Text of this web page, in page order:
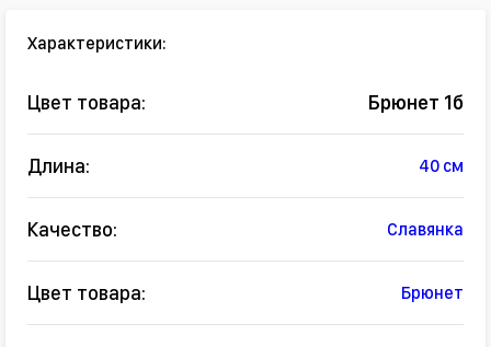
Характеристики:
Цвет товара: Брюнет 1б
Длина: 40 см
Качество: Славянка
Цвет товара: Брюнет